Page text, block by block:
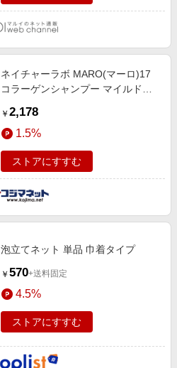
ネイチャーラボ MARO(マーロ)17
コラーゲンシャンプー マイルドウ
MARO17コラーゲンSPマイルド
￥ 2,178
1.5%
ストアにすすむ
泡立てネット 単品 巾着タイプ
￥ 570+送料固定
4.5%
ストアにすすむ